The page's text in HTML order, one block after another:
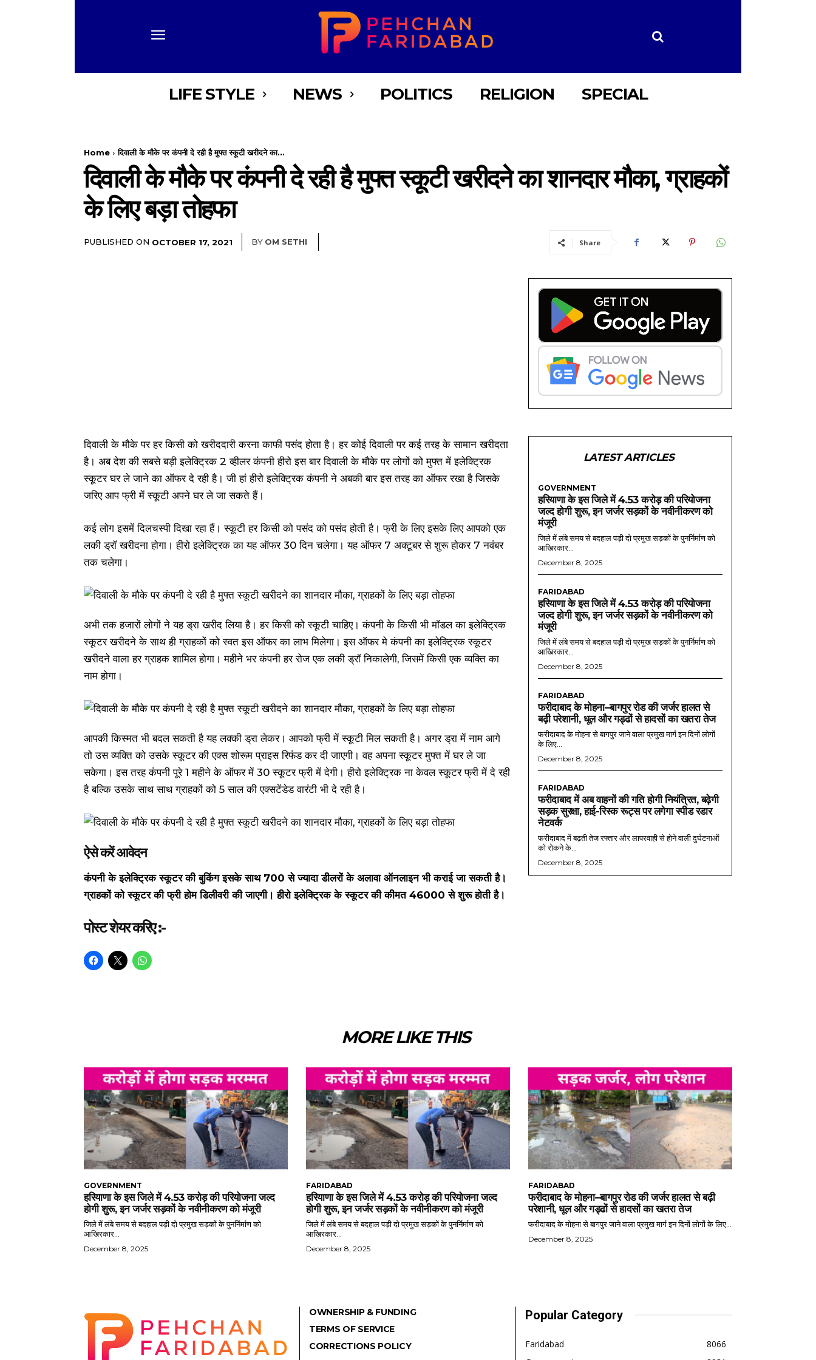
LIFE STYLE NEWS POLITICS RELIGION SPECIAL
Home दिवाली के मौके पर कंपनी दे रही है मुफ्त स्कूटी खरीदने का...
दिवाली के मौके पर कंपनी दे रही है मुफ्त स्कूटी खरीदने का शानदार मौका, ग्राहकों
के लिए बड़ा तोहफा
PUBLISHED ON OCTOBER 17, 2021 BY OM SETHI Share
दिवाली के मौके पर हर किसी को खरीददारी करना काफी पसंद होता है। हर कोई दिवाली पर कई तरह के सामान खरीदता
है। अब देश की सबसे बड़ी इलेक्ट्रिक 2 व्हीलर कंपनी हीरो इस बार दिवाली के मौके पर लोगों को मुफ्त में इलेक्ट्रिक
स्कूटर घर ले जाने का ऑफर दे रही है। जी हां हीरो इलेक्ट्रिक कंपनी ने अबकी बार इस तरह का ऑफर रखा है जिसके
जरिए आप फ्री में स्कूटी अपने घर ले जा सकते हैं।
कई लोग इसमें दिलचस्पी दिखा रहा हैं। स्कूटी हर किसी को पसंद को पसंद होती है। फ्री के लिए इसके लिए आपको एक
लकी ड्रॉ खरीदना होगा। हीरो इलेक्ट्रिक का यह ऑफर 30 दिन चलेगा। यह ऑफर 7 अक्टूबर से शुरू होकर 7 नवंबर
तक चलेगा।
अभी तक हजारों लोगों ने यह ड्रा खरीद लिया है। हर किसी को स्कूटी चाहिए। कंपनी के किसी भी मॉडल का इलेक्ट्रिक
स्कूटर खरीदने के साथ ही ग्राहकों को स्वत इस ऑफर का लाभ मिलेगा। इस ऑफर मे कंपनी का इलेक्ट्रिक स्कूटर
खरीदने वाला हर ग्राहक शामिल होगा। महीने भर कंपनी हर रोज एक लकी ड्रॉ निकालेगी, जिसमें किसी एक व्यक्ति का
नाम होगा।
आपकी किस्मत भी बदल सकती है यह लक्की ड्रा लेकर। आपको फ्री में स्कूटी मिल सकती है। अगर ड्रा में नाम आगे
तो उस व्यक्ति को उसके स्कूटर की एक्स शोरूम प्राइस रिफंड कर दी जाएगी। वह अपना स्कूटर मुफ्त में घर ले जा
सकेगा। इस तरह कंपनी पूरे 1 महीने के ऑफर में 30 स्कूटर फ्री में देगी। हीरो इलेक्ट्रिक ना केवल स्कूटर फ्री में दे रही
है बल्कि उसके साथ साथ ग्राहकों को 5 साल की एक्सटेंडेड वारंटी भी दे रही है।
ऐसे करें आवेदन
कंपनी के इलेक्ट्रिक स्कूटर की बुकिंग इसके साथ 700 से ज्यादा डीलरों के अलावा ऑनलाइन भी कराई जा सकती है।
ग्राहकों को स्कूटर की फ्री होम डिलीवरी की जाएगी। हीरो इलेक्ट्रिक के स्कूटर की कीमत ₹46000 से शुरू होती है।
पोस्ट शेयर करिए :-
LATEST ARTICLES
GOVERNMENT
हरियाणा के इस जिले में 4.53 करोड़ की परियोजना
जल्द होगी शुरू, इन जर्जर सड़कों के नवीनीकरण को
मंजूरी
जिले में लंबे समय से बदहाल पड़ी दो प्रमुख सड़कों के पुनर्निर्माण को
आखिरकार...
December 8, 2025
FARIDABAD
हरियाणा के इस जिले में 4.53 करोड़ की परियोजना
जल्द होगी शुरू, इन जर्जर सड़कों के नवीनीकरण को
मंजूरी
जिले में लंबे समय से बदहाल पड़ी दो प्रमुख सड़कों के पुनर्निर्माण को
आखिरकार...
December 8, 2025
FARIDABAD
फरीदाबाद के मोहना–बागपुर रोड की जर्जर हालत से
बढ़ी परेशानी, धूल और गड्ढों से हादसों का खतरा तेज
फरीदाबाद के मोहना से बागपुर जाने वाला प्रमुख मार्ग इन दिनों लोगों
के लिए...
December 8, 2025
FARIDABAD
फरीदाबाद में अब वाहनों की गति होगी नियंत्रित, बढ़ेगी
सड़क सुरक्षा, हाई-रिस्क रूट्स पर लगेगा स्पीड रडार
नेटवर्क
फरीदाबाद में बढ़ती तेज रफ्तार और लापरवाही से होने वाली दुर्घटनाओं
को रोकने के...
December 8, 2025
MORE LIKE THIS
GOVERNMENT
हरियाणा के इस जिले में 4.53 करोड़ की परियोजना जल्द
होगी शुरू, इन जर्जर सड़कों के नवीनीकरण को मंजूरी
जिले में लंबे समय से बदहाल पड़ी दो प्रमुख सड़कों के पुनर्निर्माण को
आखिरकार...
December 8, 2025
FARIDABAD
हरियाणा के इस जिले में 4.53 करोड़ की परियोजना जल्द
होगी शुरू, इन जर्जर सड़कों के नवीनीकरण को मंजूरी
जिले में लंबे समय से बदहाल पड़ी दो प्रमुख सड़कों के पुनर्निर्माण को
आखिरकार...
December 8, 2025
FARIDABAD
फरीदाबाद के मोहना–बागपुर रोड की जर्जर हालत से बढ़ी
परेशानी, धूल और गड्ढों से हादसों का खतरा तेज
फरीदाबाद के मोहना से बागपुर जाने वाला प्रमुख मार्ग इन दिनों लोगों के लिए...
December 8, 2025
OWNERSHIP & FUNDING
TERMS OF SERVICE
CORRECTIONS POLICY
Popular Category
Faridabad
8066